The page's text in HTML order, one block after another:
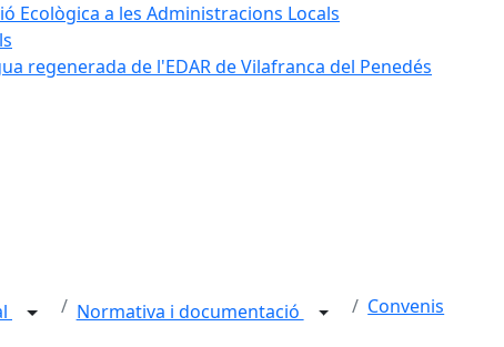
Ecològica a les Administracions Locals
regenerada de l'EDAR de Vilafranca del Penedés
Normativa i documentació Convenis